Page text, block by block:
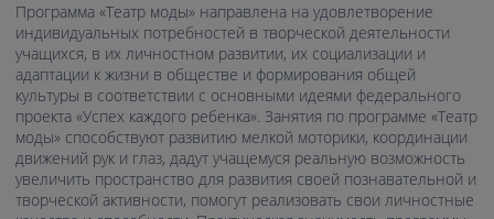
Программа «Театр моды» направлена на удовлетворение
индивидуальных потребностей в творческой деятельности
учащихся, в их личностном развитии, их социализации и
адаптации к жизни в обществе и формирования общей
культуры в соответствии с основными идеями федерального
проекта «Успех каждого ребенка». Занятия по программе «Театр
моды» способствуют развитию мелкой моторики, координации
движений рук и глаз, дадут учащемуся реальную возможность
увеличить пространство для развития своей познавательной и
творческой активности, помогут реализовать свои личностные